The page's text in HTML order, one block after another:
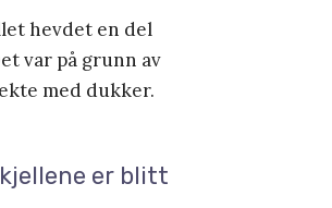
hevdet en del
var på grunn av
med dukker.
er blitt